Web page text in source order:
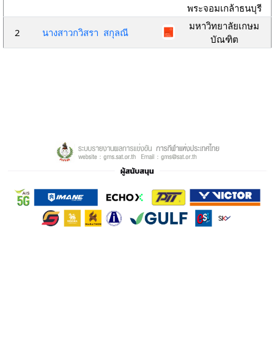
พระจอมเกล้าธนบุรี
2
นางสาวกวิสรา สกุลณี
มหาวิทยาลัยเกษม
บัณฑิต